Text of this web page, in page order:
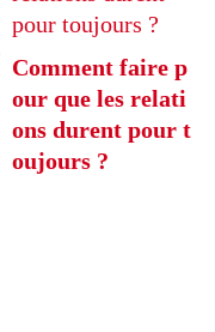
Comment faire p
our que les relati
ons durent pour t
oujours ?